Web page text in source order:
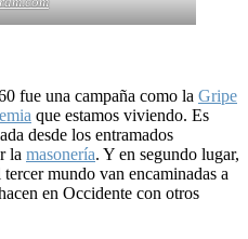
fue una campaña como la Gripe
que estamos viviendo. Es
desde los entramados
la masonería. Y en segundo lugar,
mundo van encaminadas a
en Occidente con otros